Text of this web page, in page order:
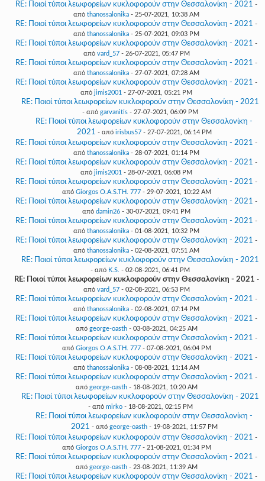
RE: Ποιοί τύποι λεωφορείων κυκλοφορούν στην Θεσσαλονίκη - 2021 -
από thanossalonika - 25-07-2021, 10:38 AM
RE: Ποιοί τύποι λεωφορείων κυκλοφορούν στην Θεσσαλονίκη - 2021 -
από thanossalonika - 25-07-2021, 09:03 PM
RE: Ποιοί τύποι λεωφορείων κυκλοφορούν στην Θεσσαλονίκη - 2021 -
από vard_57- 26-07-2021, 05:47 PM
RE: Ποιοί τύποι λεωφορείων κυκλοφορούν στην Θεσσαλονίκη - 2021 -
από thanossalonika - 27-07-2021, 07:28 AM
RE: Ποιοί τύποι λεωφορείων κυκλοφορούν στην Θεσσαλονίκη - 2021 -
από jimis2001 - 27-07-2021, 05:21 PM
RE: Ποιοί τύποι λεωφορείων κυκλοφορούν στην Θεσσαλονίκη - 2021
- από garvanitis - 27-07-2021, 06:09 PM
RE: Ποιοί τύποι λεωφορείων κυκλοφορούν στην Θεσσαλονίκη -
2021 - από irisbus57- 27-07-2021, 06:14 PM
RE: Ποιοί τύποι λεωφορείων κυκλοφορούν στην Θεσσαλονίκη - 2021 -
από thanossalonika - 28-07-2021, 01:14 PM
RE: Ποιοί τύποι λεωφορείων κυκλοφορούν στην Θεσσαλονίκη - 2021 -
από jimis2001 - 28-07-2021, 06:08 PM
RE: Ποιοί τύποι λεωφορείων κυκλοφορούν στην Θεσσαλονίκη - 2021 -
από Giorgos O.A.S.TH. 777- 29-07-2021, 10:22 AM
RE: Ποιοί τύποι λεωφορείων κυκλοφορούν στην Θεσσαλονίκη - 2021 -
από damin26 - 30-07-2021, 09:41 PM
RE: Ποιοί τύποι λεωφορείων κυκλοφορούν στην Θεσσαλονίκη - 2021 -
από thanossalonika - 01-08-2021, 10:32 PM
RE: Ποιοί τύποι λεωφορείων κυκλοφορούν στην Θεσσαλονίκη - 2021 -
από thanossalonika - 02-08-2021, 07:51 AM
RE: Ποιοί τύποι λεωφορείων κυκλοφορούν στην Θεσσαλονίκη - 2021
- από K.S. - 02-08-2021, 06:41 PM
RE: Ποιοί τύποι λεωφορείων κυκλοφορούν στην Θεσσαλονίκη - 2021 -
από vard_57- 02-08-2021, 06:53 PM
RE: Ποιοί τύποι λεωφορείων κυκλοφορούν στην Θεσσαλονίκη - 2021 -
από thanossalonika - 02-08-2021, 07:14 PM
RE: Ποιοί τύποι λεωφορείων κυκλοφορούν στην Θεσσαλονίκη - 2021 -
από george-oasth- 03-08-2021, 04:25 AM
RE: Ποιοί τύποι λεωφορείων κυκλοφορούν στην Θεσσαλονίκη - 2021 -
από Giorgos O.A.S.TH. 777- 07-08-2021, 06:04 PM
RE: Ποιοί τύποι λεωφορείων κυκλοφορούν στην Θεσσαλονίκη - 2021 -
από thanossalonika - 08-08-2021, 11:14 AM
RE: Ποιοί τύποι λεωφορείων κυκλοφορούν στην Θεσσαλονίκη - 2021 -
από george-oasth- 18-08-2021, 10:20 AM
RE: Ποιοί τύποι λεωφορείων κυκλοφορούν στην Θεσσαλονίκη - 2021
- από mirko- 18-08-2021, 02:15 PM
RE: Ποιοί τύποι λεωφορείων κυκλοφορούν στην Θεσσαλονίκη -
2021 - από george-oasth- 19-08-2021, 11:57 PM
RE: Ποιοί τύποι λεωφορείων κυκλοφορούν στην Θεσσαλονίκη - 2021 -
από Giorgos O.A.S.TH. 777- 21-08-2021, 01:34 PM
RE: Ποιοί τύποι λεωφορείων κυκλοφορούν στην Θεσσαλονίκη - 2021 -
από george-oasth- 23-08-2021, 11:39 AM
RE: Ποιοί τύποι λεωφορείων κυκλοφορούν στην Θεσσαλονίκη - 2021 -